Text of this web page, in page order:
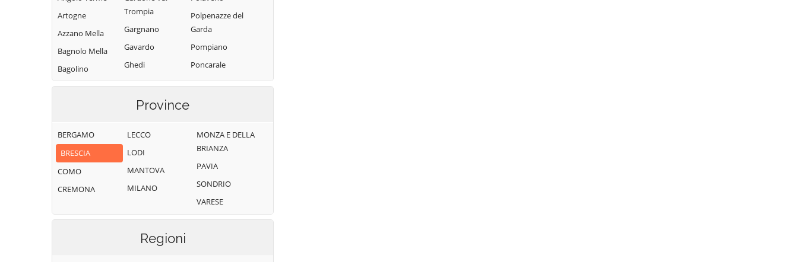
Artogne
Azzano Mella
Bagnolo Mella
Bagolino
Barbariga
Bresciano
Bedizzole
Berlingo
Berzo Demo
Trompia
Gargnano
Gavardo
Ghedi
Gianico
Gottolengo
Idro
Incudine
Irma
Iseo
Leno
Polpenazze del
Garda
Pompiano
Poncarale
Ponte di Legno
Pozzolengo
Pralboino
Preseglie
Prevalle
Provaglio d'Iseo
Province
BERGAMO
BRESCIA
COMO
CREMONA
LECCO
LODI
MANTOVA
MILANO
MONZA E DELLA
BRIANZA
PAVIA
SONDRIO
VARESE
Regioni